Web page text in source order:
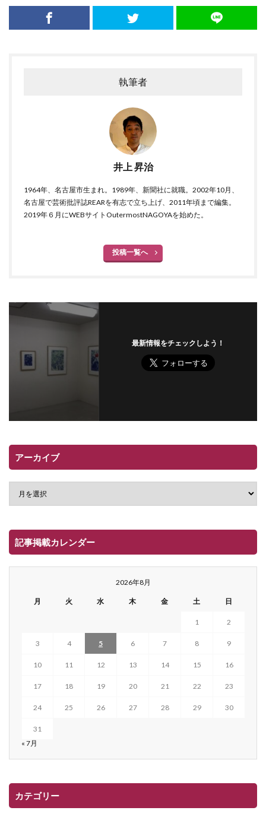
執筆者
井上 昇治
1964年、名古屋市生まれ。1989年、新聞社に就職。2002年10月、
名古屋で芸術批評誌REARを有志で立ち上げ、2011年頃まで編集。
2019年６月にWEBサイトOutermostNAGOYAを始めた。
投稿一覧へ
最新情報をチェックしよう！
アーカイブ
記事掲載カレンダー
2026年8月
月 火 水 木 金 土 日
1 2
3 4 5 6 7 8 9
10 11 12 13 14 15 16
17 18 19 20 21 22 23
24 25 26 27 28 29 30
31
« 7月
カテゴリー